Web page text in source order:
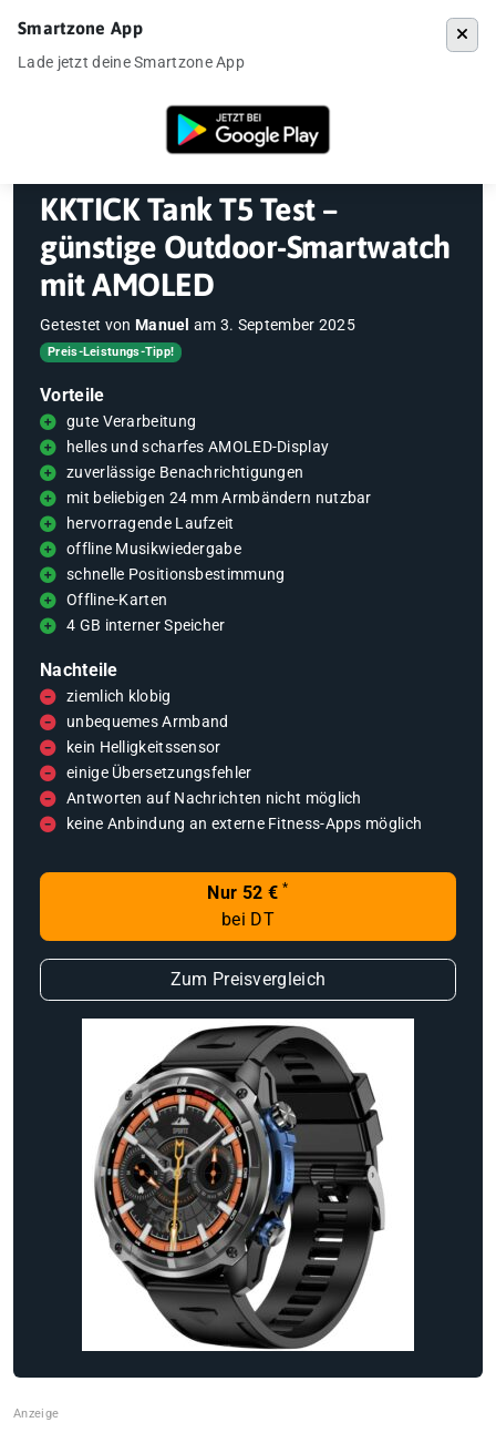
»Smartwatch
KKTICK Tank T5 Test –
günstige Outdoor-Smartwatch
mit AMOLED
Getestet von Manuel am 3. September 2025
Preis-Leistungs-Tipp!
Vorteile
gute Verarbeitung
helles und scharfes AMOLED-Display
zuverlässige Benachrichtigungen
mit beliebigen 24 mm Armbändern nutzbar
hervorragende Laufzeit
offline Musikwiedergabe
schnelle Positionsbestimmung
Offline-Karten
4 GB interner Speicher
Nachteile
ziemlich klobig
unbequemes Armband
kein Helligkeitssensor
einige Übersetzungsfehler
Antworten auf Nachrichten nicht möglich
keine Anbindung an externe Fitness-Apps möglich
Nur 52 € *
bei DT
Zum Preisvergleich
Smartzone App
Lade jetzt deine Smartzone App